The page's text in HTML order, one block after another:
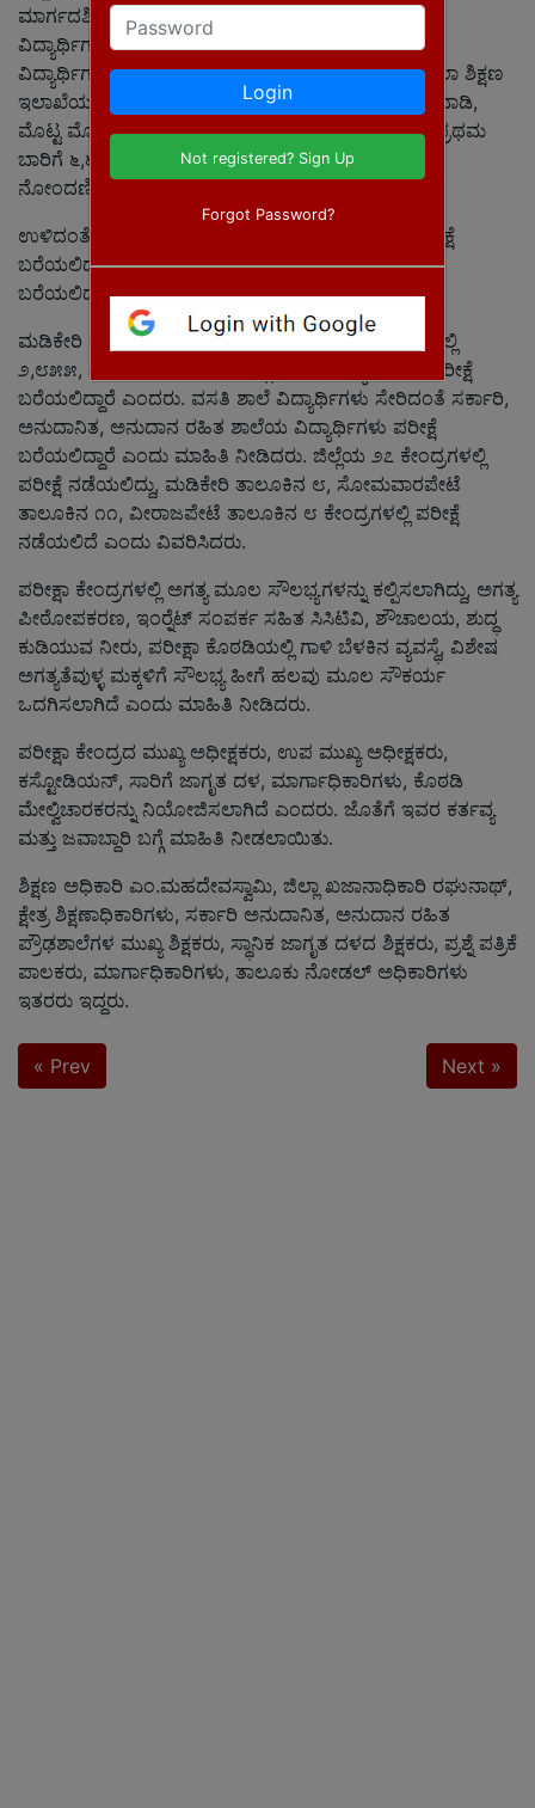
Password
Login
Not registered? Sign Up
Forgot Password?
ಮಾರ್ಗದರ್ಶಿ ಕಾರ್ಯಕ್ರಮ ಆಯೋಜಿಸಲಾಗಿದೆ. ಆ ನಿಟ್ಟಿನಲ್ಲಿ
ವಿದ್ಯಾರ್ಥಿಗಳಿಗೆ ಆತ್ಮಸ್ಥೆöÊರ್ಯ ತುಂಬುವ ಕೆಲಸ ಮಾಡಬೇಕು.
ವಿದ್ಯಾರ್ಥಿಗಳಿಗೆ ಸೂಕ್ತ ಮಾರ್ಗದರ್ಶನ ನೀಡಬೇಕು ಎಂದರು. ಶಾಲಾ ಶಿಕ್ಷಣ
ಇಲಾಖೆಯ ಉಪ ನಿರ್ದೇಶಕರಾದ ರಂಗಧಾಮಪ್ಪ ಅವರು ಮಾತನಾಡಿ,
ಮೊಟ್ಟ ಮೊದಲ ಬಾರಿಗೆ ಬೋರ್ಡ್ ಪರೀಕ್ಷೆ ನಡೆಯುತ್ತಿದೆ. ಇದೇ ಪ್ರಥಮ
ಬಾರಿಗೆ ೬,೬೨೨ ವಿದ್ಯಾರ್ಥಿಗಳು ಎಸ್.ಎಸ್.ಎಲ್.ಸಿ. ಪರೀಕ್ಷೆಗೆ
ನೋಂದಣಿಯಾಗಿದ್ದಾರೆ ಎಂದು ಮಾಹಿತಿ ನೀಡಿದರು.
ಉಳಿದಂತೆ ೩೭೫ ವಿದ್ಯಾರ್ಥಿಗಳು ರಿಪಿಟರ್ಸ್ ವಿದ್ಯಾರ್ಥಿಗಳು ಪರೀಕ್ಷೆ
ಬರೆಯಲಿದ್ದಾರೆ. ಒಟ್ಟು ೬೯೯೭ ವಿದ್ಯಾರ್ಥಿಗಳು ಈ ಬಾರಿ ಪರೀಕ್ಷೆ
ಬರೆಯಲಿದ್ದಾರೆ ಎಂದು ತಿಳಿಸಿದರು.
ಮಡಿಕೇರಿ ತಾಲೂಕಿನಲ್ಲಿ ೧೮೮೧, ಸೋಮವಾರಪೇಟೆ ತಾಲೂಕಿನಲ್ಲಿ
೨,೮೫೫, ವೀರಾಜಪೇಟೆ ತಾಲೂಕಿನಲ್ಲಿ ೨೨೬೧ ವಿದ್ಯಾರ್ಥಿಗಳು ಪರೀಕ್ಷೆ
ಬರೆಯಲಿದ್ದಾರೆ ಎಂದರು. ವಸತಿ ಶಾಲೆ ವಿದ್ಯಾರ್ಥಿಗಳು ಸೇರಿದಂತೆ ಸರ್ಕಾರಿ,
ಅನುದಾನಿತ, ಅನುದಾನ ರಹಿತ ಶಾಲೆಯ ವಿದ್ಯಾರ್ಥಿಗಳು ಪರೀಕ್ಷೆ
ಬರೆಯಲಿದ್ದಾರೆ ಎಂದು ಮಾಹಿತಿ ನೀಡಿದರು. ಜಿಲ್ಲೆಯ ೨೭ ಕೇಂದ್ರಗಳಲ್ಲಿ
ಪರೀಕ್ಷೆ ನಡೆಯಲಿದ್ದು, ಮಡಿಕೇರಿ ತಾಲೂಕಿನ ೮, ಸೋಮವಾರಪೇಟೆ
ತಾಲೂಕಿನ ೧೧, ವೀರಾಜಪೇಟೆ ತಾಲೂಕಿನ ೮ ಕೇಂದ್ರಗಳಲ್ಲಿ ಪರೀಕ್ಷೆ
ನಡೆಯಲಿದೆ ಎಂದು ವಿವರಿಸಿದರು.
ಪರೀಕ್ಷಾ ಕೇಂದ್ರಗಳಲ್ಲಿ ಅಗತ್ಯ ಮೂಲ ಸೌಲಭ್ಯಗಳನ್ನು ಕಲ್ಪಿಸಲಾಗಿದ್ದು, ಅಗತ್ಯ
ಪೀಠೋಪಕರಣ, ಇಂರ‍್ನೆಟ್ ಸಂಪರ್ಕ ಸಹಿತ ಸಿಸಿಟಿವಿ, ಶೌಚಾಲಯ, ಶುದ್ಧ
ಕುಡಿಯುವ ನೀರು, ಪರೀಕ್ಷಾ ಕೊಠಡಿಯಲ್ಲಿ ಗಾಳಿ ಬೆಳಕಿನ ವ್ಯವಸ್ಥೆ, ವಿಶೇಷ
ಅಗತ್ಯತೆವುಳ್ಳ ಮಕ್ಕಳಿಗೆ ಸೌಲಭ್ಯ ಹೀಗೆ ಹಲವು ಮೂಲ ಸೌಕರ್ಯ
ಒದಗಿಸಲಾಗಿದೆ ಎಂದು ಮಾಹಿತಿ ನೀಡಿದರು.
ಪರೀಕ್ಷಾ ಕೇಂದ್ರದ ಮುಖ್ಯ ಅಧೀಕ್ಷಕರು, ಉಪ ಮುಖ್ಯ ಅಧೀಕ್ಷಕರು,
ಕಸ್ಟೋಡಿಯನ್, ಸಾರಿಗೆ ಜಾಗೃತ ದಳ, ಮಾರ್ಗಾಧಿಕಾರಿಗಳು, ಕೊಠಡಿ
ಮೇಲ್ವಿಚಾರಕರನ್ನು ನಿಯೋಜಿಸಲಾಗಿದೆ ಎಂದರು. ಜೊತೆಗೆ ಇವರ ಕರ್ತವ್ಯ
ಮತ್ತು ಜವಾಬ್ದಾರಿ ಬಗ್ಗೆ ಮಾಹಿತಿ ನೀಡಲಾಯಿತು.
ಶಿಕ್ಷಣ ಅಧಿಕಾರಿ ಎಂ.ಮಹದೇವಸ್ವಾಮಿ, ಜಿಲ್ಲಾ ಖಜಾನಾಧಿಕಾರಿ ರಘುನಾಥ್,
ಕ್ಷೇತ್ರ ಶಿಕ್ಷಣಾಧಿಕಾರಿಗಳು, ಸರ್ಕಾರಿ ಅನುದಾನಿತ, ಅನುದಾನ ರಹಿತ
ಪ್ರೌಢಶಾಲೆಗಳ ಮುಖ್ಯ ಶಿಕ್ಷಕರು, ಸ್ಥಾನಿಕ ಜಾಗೃತ ದಳದ ಶಿಕ್ಷಕರು, ಪ್ರಶ್ನೆ ಪತ್ರಿಕೆ
ಪಾಲಕರು, ಮಾರ್ಗಾಧಿಕಾರಿಗಳು, ತಾಲೂಕು ನೋಡಲ್ ಅಧಿಕಾರಿಗಳು
ಇತರರು ಇದ್ದರು.
« Prev Next »